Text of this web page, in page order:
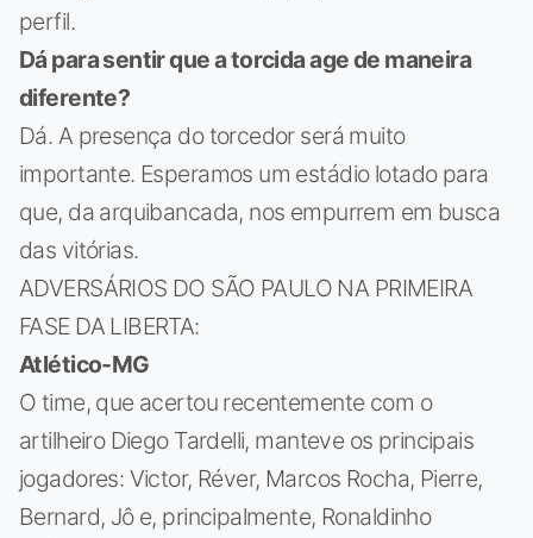
perfil.
Dá para sentir que a torcida age de maneira
diferente?
Dá. A presença do torcedor será muito
importante. Esperamos um estádio lotado para
que, da arquibancada, nos empurrem em busca
das vitórias.
ADVERSÁRIOS DO SÃO PAULO NA PRIMEIRA
FASE DA LIBERTA:
Atlético-MG
O time, que acertou recentemente com o
artilheiro Diego Tardelli, manteve os principais
jogadores: Victor, Réver, Marcos Rocha, Pierre,
Bernard, Jô e, principalmente, Ronaldinho